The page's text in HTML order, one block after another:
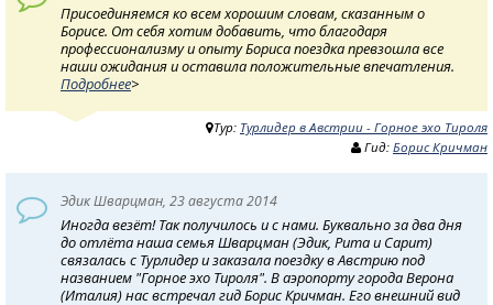
Присоединяемся ко всем хорошим словам, сказанным о
Борисе. От себя хотим добавить, что благодаря
профессионализму и опыту Бориса поездка превзошла все
наши ожидания и оставила положительные впечатления.
Подробнее>
Тур: Турлидер в Австрии - Горное эхо Тироля
Гид: Борис Кричман
Эдик Шварцман, 23 августа 2014
Иногда везёт! Так получилось и с нами. Буквально за два дня
до отлёта наша семья Шварцман (Эдик, Рита и Сарит)
связалась с Турлидер и заказала поездку в Австрию под
названием "Горное эхо Тироля". В аэропорту города Верона
(Италия) нас встречал гид Борис Кричман. Его внешний вид